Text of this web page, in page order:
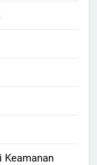
Keamanan